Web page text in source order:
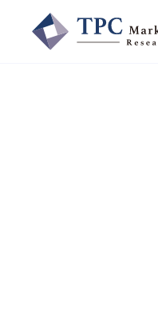
大阪市西区新町2-